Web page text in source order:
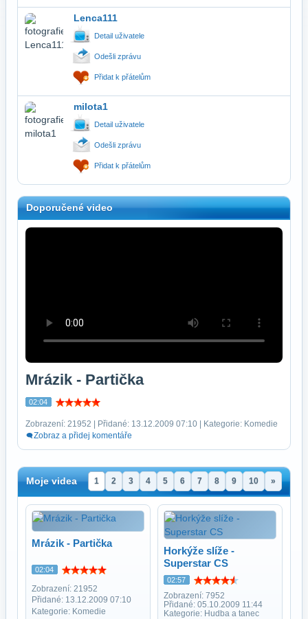
Lenca111
Detail uživatele
Odešli zprávu
Přidat k přátelům
milota1
Detail uživatele
Odešli zprávu
Přidat k přátelům
Doporučené video
Mrázik - Partička
02:04
Zobrazení: 21952 | Přidané: 13.12.2009 07:10 | Kategorie: Komedie
Zobraz a přidej komentáře
Moje videa 1 2 3 4 5 6 7 8 9 10 »
Mrázik - Partička
02:04
Zobrazení: 21952
Přidané: 13.12.2009 07:10
Kategorie: Komedie
Horkýže slíže -
Superstar CS
02:57
Zobrazení: 7952
Přidané: 05.10.2009 11:44
Kategorie: Hudba a tanec